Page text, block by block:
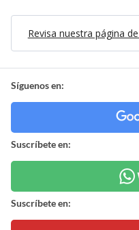
Revisa nuestra página
Síguenos en:
Suscríbete en:
Suscríbete en: